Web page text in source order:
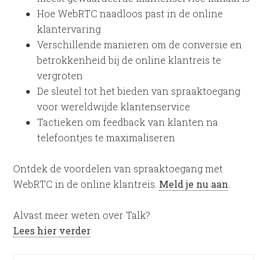
Hoe WebRTC naadloos past in de online
klantervaring
Verschillende manieren om de conversie en
betrokkenheid bij de online klantreis te
vergroten
De sleutel tot het bieden van spraaktoegang
voor wereldwijde klantenservice
Tactieken om feedback van klanten na
telefoontjes te maximaliseren
Ontdek de voordelen van spraaktoegang met
WebRTC in de online klantreis. Meld je nu aan
Alvast meer weten over Talk?
Lees hier verder